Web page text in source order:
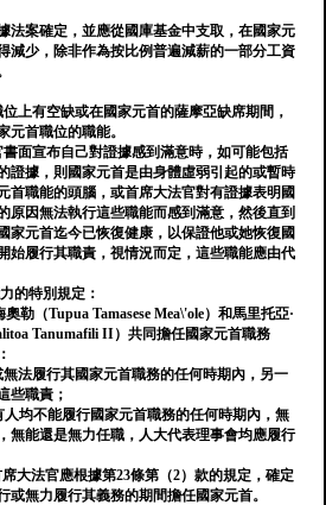
法案確定，並應從國庫基金中支取，在國家元
減少，除非作為按比例普遍減薪的一部分工資
位上有空缺或在國家元首的薩摩亞缺席期間，
元首職位的職能。
書面宣布自己對證據感到滿意時，如可能包括
證據，則國家元首是由身體虛弱引起的或暫時
首職能的頭腦，或首席大法官對有證據表明國
原因無法執行這些職能而感到滿意，然後直到
家元首迄今已恢復健康，以保證他或她恢復國
始履行其職責，視情況而定，這些職能應由代
的特別規定：
勒（Tupua Tamasese Mea\'ole）和馬里托亞·
Tanumafili II）共同擔任國家元首職務
無法履行其國家元首職務的任何時期內，另一
些職責；
人均不能履行國家元首職務的任何時期內，無
無能還是無力任職，人大代表理事會均應履行
席大法官應根據第23條第（2）款的規定，確定
或無力履行其義務的期間擔任國家元首。